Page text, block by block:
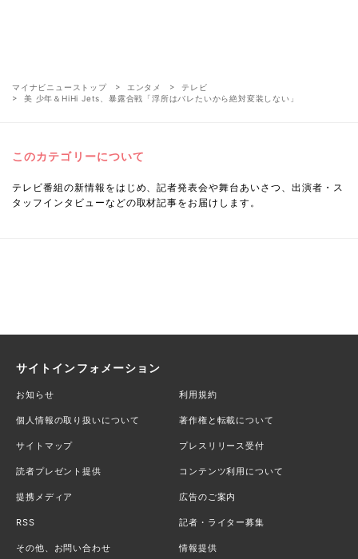
マイナビニューストップ エンタメ
テレビ
美 少年＆HiHi Jets、暴露合戦「浮所はバレたいから絶対変装しない」
このカテゴリーについて
テレビ番組の新情報をはじめ、記者発表会や舞台あいさつ、出演者・ス
タッフインタビューなどの取材記事をお届けします。
サイトインフォメーション
お知らせ 利用規約
個人情報の取り扱いについて 著作権と転載について
サイトマップ プレスリリース受付
読者プレゼント提供 コンテンツ利用について
提携メディア 広告のご案内
RSS 記者・ライター募集
その他、お問い合わせ 情報提供